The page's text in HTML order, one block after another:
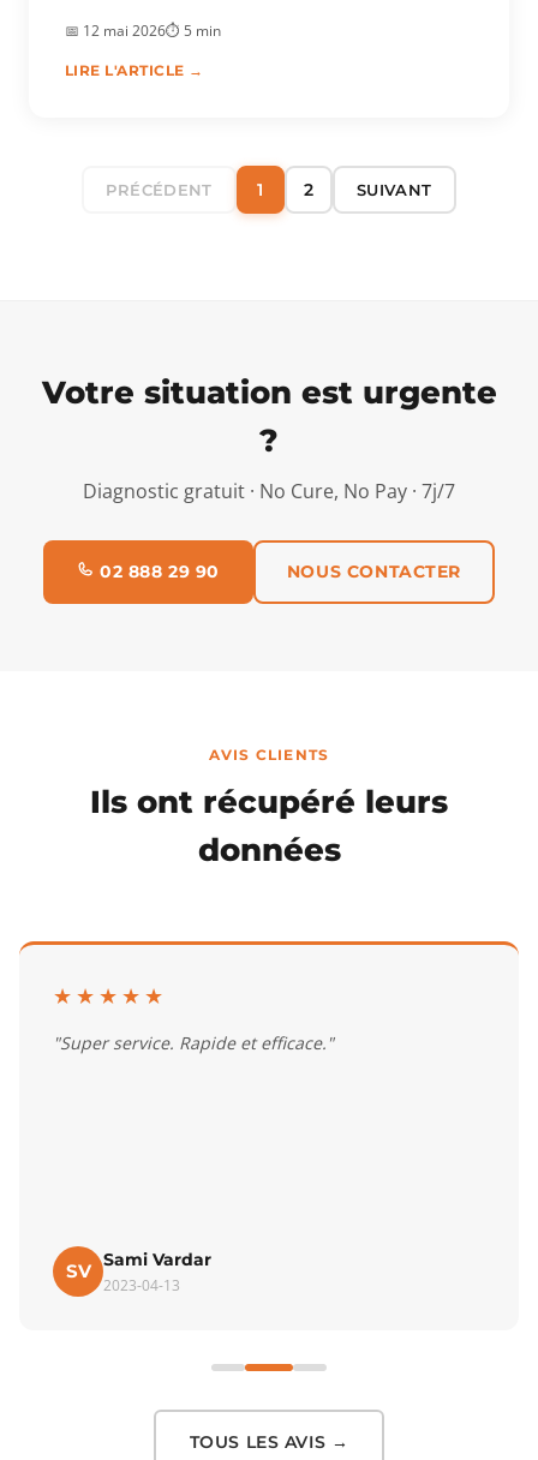
📅 12 mai 2026⏱ 5 min
LIRE L'ARTICLE →
PRÉCÉDENT 1 2 SUIVANT
Votre situation est urgente
?
Diagnostic gratuit · No Cure, No Pay · 7j/7
02 888 29 90 NOUS CONTACTER
AVIS CLIENTS
Ils ont récupéré leurs
données
★★★★★
"Super service. Rapide et efficace."
SV Sami Vardar
2023-04-13
TOUS LES AVIS →